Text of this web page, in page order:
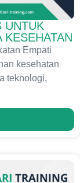
UNTUK
KESEHATAN
Empati
kesehatan
teknologi,